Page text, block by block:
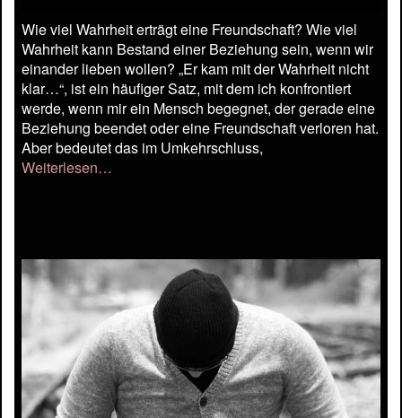
Wie viel Wahrheit erträgt eine Freundschaft? Wie viel
Wahrheit kann Bestand einer Beziehung sein, wenn wir
einander lieben wollen? „Er kam mit der Wahrheit nicht
klar…“, ist ein häufiger Satz, mit dem ich konfrontiert
werde, wenn mir ein Mensch begegnet, der gerade eine
Beziehung beendet oder eine Freundschaft verloren hat.
Aber bedeutet das im Umkehrschluss,
Weiterlesen…